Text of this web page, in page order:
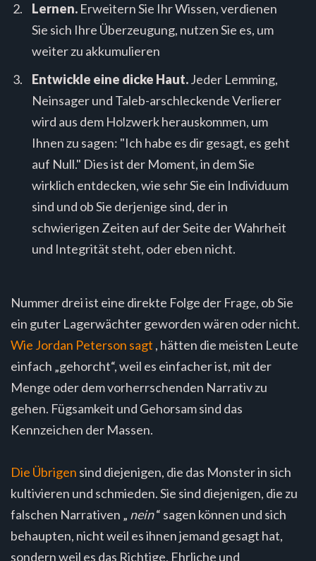
Lernen. Erweitern Sie Ihr Wissen, verdienen
Sie sich Ihre Überzeugung, nutzen Sie es, um
weiter zu akkumulieren
Entwickle eine dicke Haut.Jeder Lemming,
Neinsager und Taleb-arschleckende Verlierer
wird aus dem Holzwerk herauskommen, um
Ihnen zu sagen: "Ich habe es dir gesagt, es geht
auf Null." Dies ist der Moment, in dem Sie
wirklich entdecken, wie sehr Sie ein Individuum
sind und ob Sie derjenige sind, der in
schwierigen Zeiten auf der Seite der Wahrheit
und Integrität steht, oder eben nicht.
Nummer drei ist eine direkte Folge der Frage, ob Sie
ein guter Lagerwächter geworden wären oder nicht.
Wie Jordan Peterson sagt , hätten die meisten Leute
einfach „gehorcht“, weil es einfacher ist, mit der
Menge oder dem vorherrschenden Narrativ zu
gehen. Fügsamkeit und Gehorsam sind das
Kennzeichen der Massen.
Die Übrigen sind diejenigen, die das Monster in sich
kultivieren und schmieden. Sie sind diejenigen, die zu
falschen Narrativen „ nein“ sagen können und sich
behaupten, nicht weil es ihnen jemand gesagt hat,
sondern weil es das Richtige, Ehrliche und